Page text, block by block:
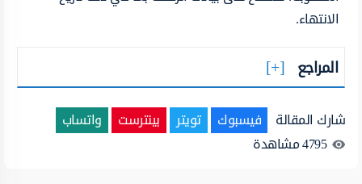
الانتهاء.
المراجع
شارك المقالة فيسبوك تويتر بينترست
واتساب
4795مشاهدة